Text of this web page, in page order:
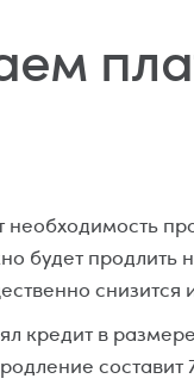
необходимость
будет продлить
снизится
кредит в
составит